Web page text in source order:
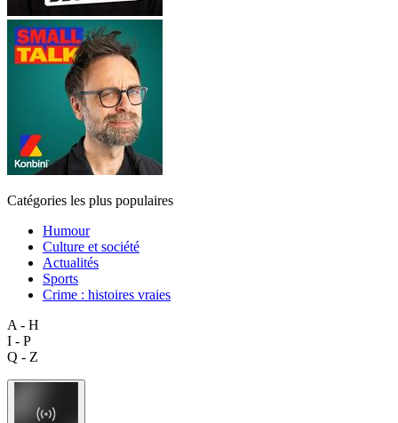
Catégories les plus populaires
Humour
Culture et société
Actualités
Sports
Crime : histoires vraies
A - H
I - P
Q - Z